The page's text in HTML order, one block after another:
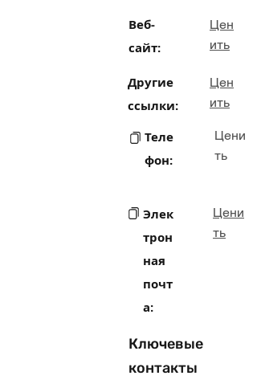
Веб-
сайт:
Цен
ить
Другие
ссылки:
Цен
ить
Теле
фон:
Цени
ть
Элек
трон
ная
почт
а:
Цени
ть
Ключевые
контакты